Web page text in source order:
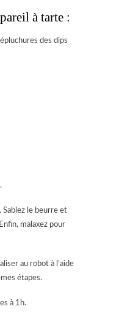
à tarte :
des dips
Sablez le beurre et
malaxez pour
au robot à l’aide
étapes.
à 1h.